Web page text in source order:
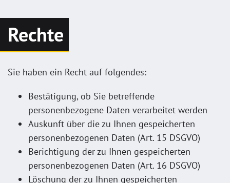
Rechte
Sie haben ein Recht auf folgendes:
Bestätigung, ob Sie betreffende
personenbezogene Daten verarbeitet werden
Auskunft über die zu Ihnen gespeicherten
personenbezogenen Daten (Art. 15 DSGVO)
Berichtigung der zu Ihnen gespeicherten
personenbezogenen Daten (Art. 16 DSGVO)
Löschung der zu Ihnen gespeicherten